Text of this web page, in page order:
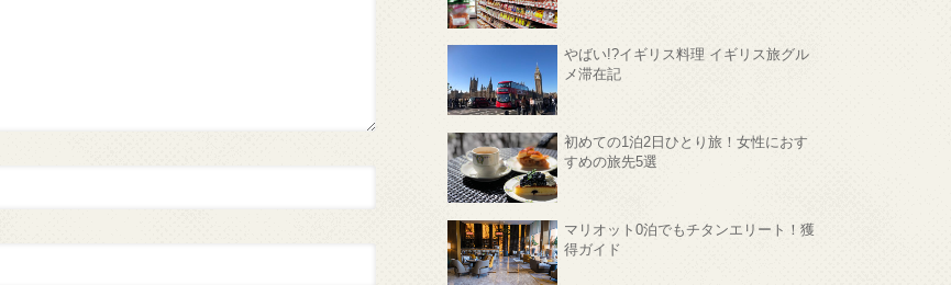
やばい!?イギリス料理 イギリス旅グル
メ滞在記
初めての1泊2日ひとり旅！女性におす
すめの旅先5選
マリオット0泊でもチタンエリート！獲
得ガイド